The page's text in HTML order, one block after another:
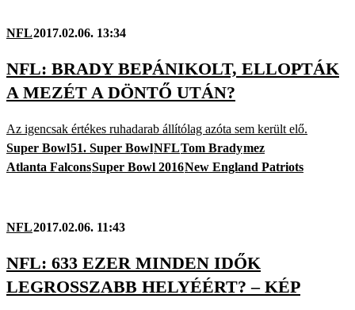
NFL2017.02.06. 13:34
NFL: BRADY BEPÁNIKOLT, ELLOPTÁK
A MEZÉT A DÖNTŐ UTÁN?
Az igencsak értékes ruhadarab állítólag azóta sem került elő.
Super Bowl51. Super BowlNFLTom Bradymez
Atlanta FalconsSuper Bowl 2016New England Patriots
NFL2017.02.06. 11:43
NFL: 633 EZER MINDEN IDŐK
LEGROSSZABB HELYÉÉRT? – KÉP